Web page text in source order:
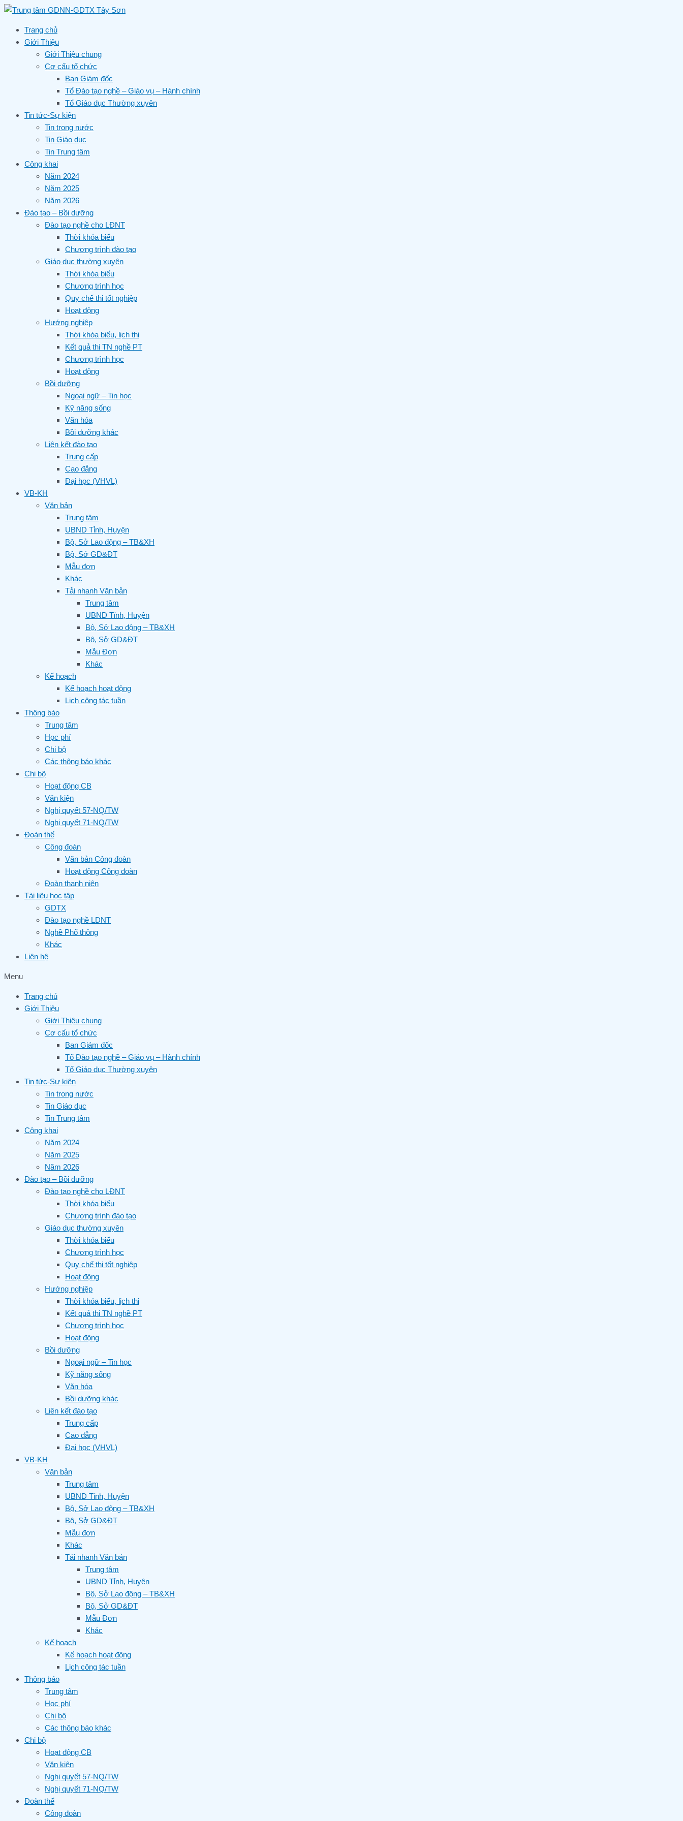
Skip
contentTrang chủ
Giới Thiệu
Giới Thiệu chung
Cơ cấu tổ chức
Ban Giám đốc
Tổ Đào tạo nghề – Giáo vụ – Hành chính
Tổ Giáo dục Thường xuyên
Tin tức-Sự kiện
Tin trong nước
Tin Giáo dục
Tin Trung tâm
Công khai
Năm 2024
Năm 2025
Năm 2026
Đào tạo – Bồi dưỡng
Đào tạo nghề cho LĐNT
Thời khóa biểu
Chương trình đào tạo
Giáo dục thường xuyên
Thời khóa biểu
Chương trình học
Quy chế thi tốt nghiệp
Hoạt động
Hướng nghiệp
Thời khóa biểu, lịch thi
Kết quả thi TN nghề PT
Chương trình học
Hoạt động
Bồi dưỡng
Ngoại ngữ – Tin học
Kỹ năng sống
Văn hóa
Bồi dưỡng khác
Liên kết đào tạo
Trung cấp
Cao đẳng
Đại học (VHVL)
VB-KH
Văn bản
Trung tâm
UBND Tỉnh, Huyện
Bộ, Sở Lao động – TB&XH
Bộ, Sở GD&ĐT
Mẫu đơn
Khác
Tải nhanh Văn bản
Trung tâm
UBND Tỉnh, Huyện
Bộ, Sở Lao động – TB&XH
Bộ, Sở GD&ĐT
Mẫu Đơn
Khác
Kế hoạch
Kế hoạch hoạt động
Lịch công tác tuần
Thông báo
Trung tâm
Học phí
Chi bộ
Các thông báo khác
Chi bộ
Hoạt động CB
Văn kiện
Nghị quyết 57-NQ/TW
Nghị quyết 71-NQ/TW
Đoàn thể
Công đoàn
Văn bản Công đoàn
Hoạt động Công đoàn
Đoàn thanh niên
Tài liệu học tập
GDTX
Đào tạo nghề LDNT
Nghề Phổ thông
Khác
Liên hệ
Menu
Trang chủ
Giới Thiệu
Giới Thiệu chung
Cơ cấu tổ chức
Ban Giám đốc
Tổ Đào tạo nghề – Giáo vụ – Hành chính
Tổ Giáo dục Thường xuyên
Tin tức-Sự kiện
Tin trong nước
Tin Giáo dục
Tin Trung tâm
Công khai
Năm 2024
Năm 2025
Năm 2026
Đào tạo – Bồi dưỡng
Đào tạo nghề cho LĐNT
Thời khóa biểu
Chương trình đào tạo
Giáo dục thường xuyên
Thời khóa biểu
Chương trình học
Quy chế thi tốt nghiệp
Hoạt động
Hướng nghiệp
Thời khóa biểu, lịch thi
Kết quả thi TN nghề PT
Chương trình học
Hoạt động
Bồi dưỡng
Ngoại ngữ – Tin học
Kỹ năng sống
Văn hóa
Bồi dưỡng khác
Liên kết đào tạo
Trung cấp
Cao đẳng
Đại học (VHVL)
VB-KH
Văn bản
Trung tâm
UBND Tỉnh, Huyện
Bộ, Sở Lao động – TB&XH
Bộ, Sở GD&ĐT
Mẫu đơn
Khác
Tải nhanh Văn bản
Trung tâm
UBND Tỉnh, Huyện
Bộ, Sở Lao động – TB&XH
Bộ, Sở GD&ĐT
Mẫu Đơn
Khác
Kế hoạch
Kế hoạch hoạt động
Lịch công tác tuần
Thông báo
Trung tâm
Học phí
Chi bộ
Các thông báo khác
Chi bộ
Hoạt động CB
Văn kiện
Nghị quyết 57-NQ/TW
Nghị quyết 71-NQ/TW
Đoàn thể
Công đoàn